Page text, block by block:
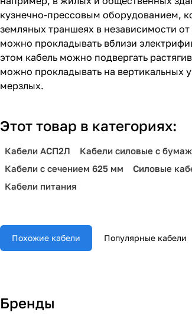
кузнечно-прессовым оборудованием,
земляных траншеях в независимости
можно прокладывать вблизи
этом кабель можно подвергать
можно прокладывать на вертикальных
мерзлых.
Этот товар в категориях:
Кабели АСП2Л Кабели силовые с
Кабели с сечением 625 мм
Силовые
Кабели питания
Похожие кабели Популярные кабели
Бренды